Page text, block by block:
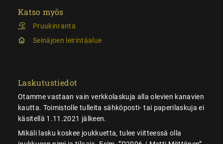
Katso myös
Pruukinranta
Seinäjoen leirintäalue
Laskutustiedot
Otamme vastaan vain verkkolaskuja alla olevien kanavien
kautta. Toimistolle tulleita sähköposti- tai paperilaskuja ei
käsitellä 1.11.2021 jälkeen.
Mikäli lasku koskee joukkuetta, tulee viitteessä olla